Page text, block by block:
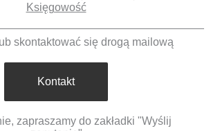
Księgowość
skontaktować się drogą mailową
Kontakt
zapraszamy do zakładki "Wyślij